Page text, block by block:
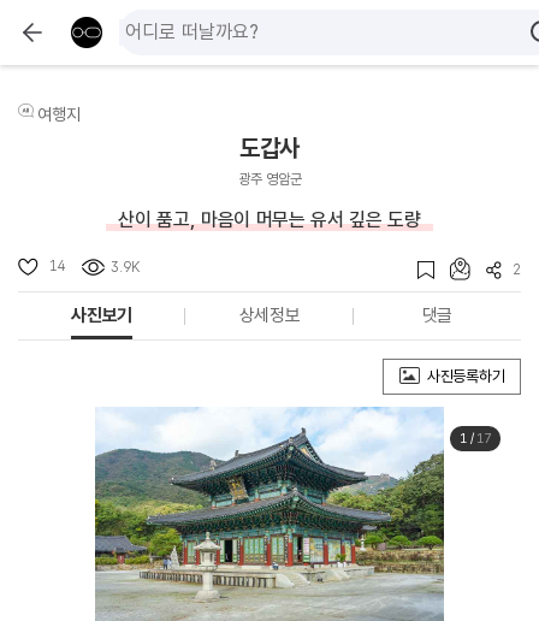
여행지
도갑사
광주 영암군
산이 품고, 마음이 머무는 유서 깊은 도량
14 3.9K 2
사진보기 상세정보 댓글
사진등록하기
1/ 17